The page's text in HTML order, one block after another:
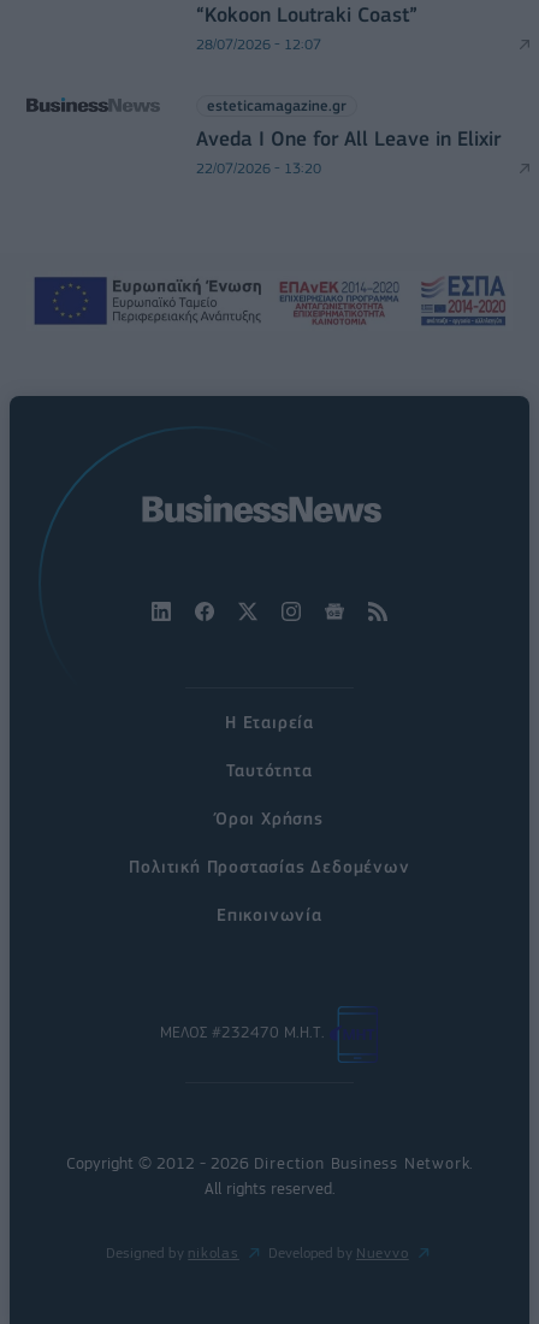
“Kokoon Loutraki Coast”
28/07/2026 - 12:07
esteticamagazine.gr
Aveda I One for All Leave in Elixir
22/07/2026 - 13:20
Η Εταιρεία
Ταυτότητα
Όροι Χρήσης
Πολιτική Προστασίας Δεδομένων
Επικοινωνία
ΜΕΛΟΣ #232470 Μ.Η.Τ.
Copyright © 2012 - 2026 Direction Business Network
All rights reserved.
Designed by nikolas Developed by Nuevvo